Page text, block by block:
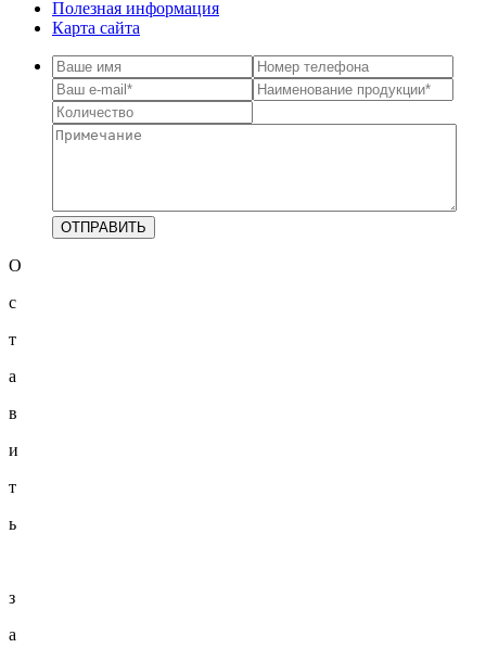
Полезная информация
Карта сайта
О
с
т
а
в
и
т
ь
з
а